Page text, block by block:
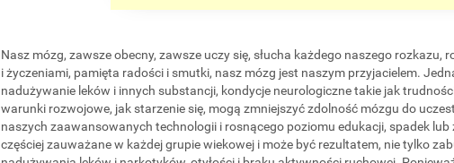
Nasz mózg, zawsze obecny, zawsze uczy się, słucha każdego naszego
i życzeniami, pamięta radości i smutki, nasz mózg jest naszym przyjacielem.
nadużywanie leków i innych substancji, kondycje neurologiczne takie jak
warunki rozwojowe, jak starzenie się, mogą zmniejszyć zdolność mózgu do
naszych zaawansowanych technologii i rosnącego poziomu edukacji, spadek
częściej zauważane w każdej grupie wiekowej i może być rezultatem, nie tylko